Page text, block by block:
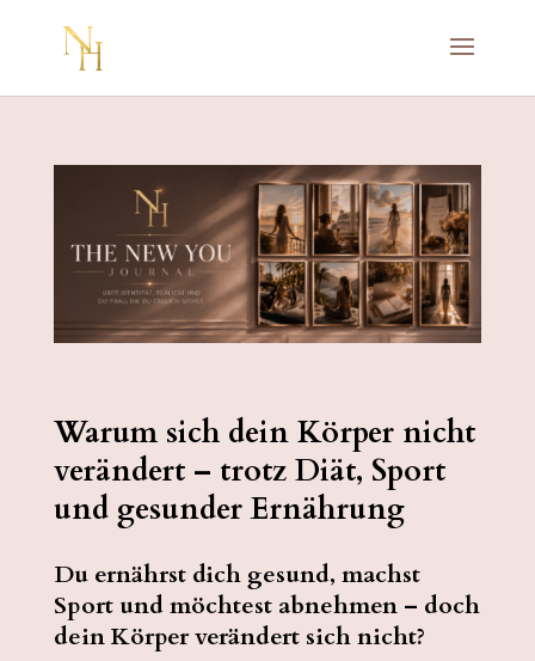
Warum sich dein Körper nicht
verändert – trotz Diät, Sport
und gesunder Ernährung
Du ernährst dich gesund, machst
Sport und möchtest abnehmen – doch
dein Körper verändert sich nicht?